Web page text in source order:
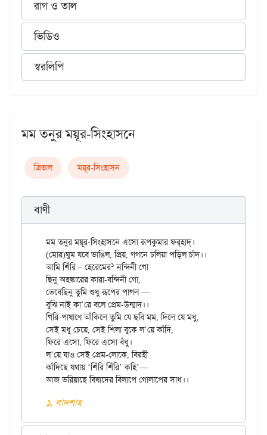
রাগ ও তাল
ভিডিও
স্বরলিপি
মম তনুর ময়ূর-সিংহাসনে
ত্রিতাল ময়ূর-সিংহাসন
বাণী
মম তনুর ময়ূর-সিংহাসনে এসো রূপকুমার ফর্‌হাদ্‌।
(মোর)ঘুম যবে ভাঙিল, প্রিয়, গগনে ঢলিয়া পড়িল চাঁদ।।
আমি শিঁরি – হেরেমের১ নন্দিনী গো
ছিনু অহঙ্কারের কারা-বন্দিনী গো,
ভেবেছিনু তুমি শুধু রূপের পাগল —
বুঝি নাই কা’রে বলে প্রেম-উন্মাদ।।
গিরি-পাষাণে আঁকিলে তুমি যে ছবি মম, দিলে যে মধু,
সেই মধু চেয়ে, সেই শিলা বুকে ল’য়ে কাঁদি,
ফিরে এসো, ফিরে এসো বঁধু।
ল’য়ে যাও সেই প্রেম-লোকে, বিরহী
কাঁদিছে যথায় ‘শিঁরি শিঁরি’ কহি’—
১. বাদশাহ